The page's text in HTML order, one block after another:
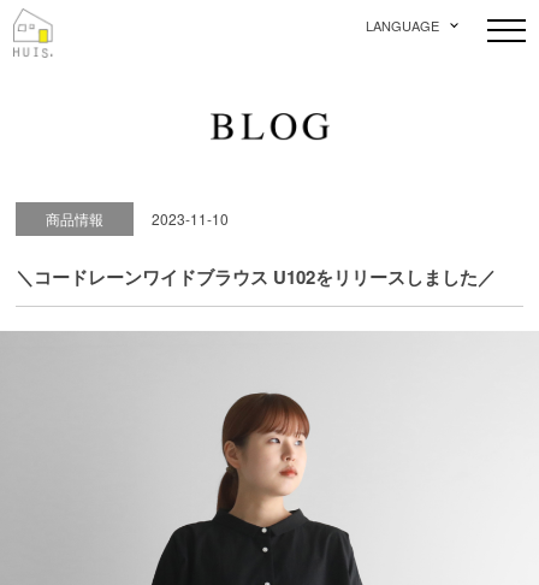
LANGUAGE
商品情報 2023-11-10
＼コードレーンワイドブラウス U102をリリースしました／